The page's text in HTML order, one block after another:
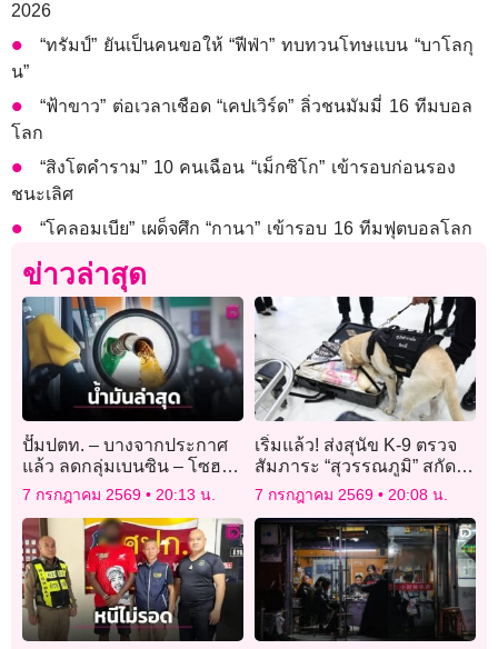
2026
“ทรัมป์” ยันเป็นคนขอให้ “ฟีฟ่า” ทบทวนโทษแบน “บาโลกุ
น”
“ฟ้าขาว” ต่อเวลาเชือด “เคปเวิร์ด” ลิ่วชนมัมมี่ 16 ทีมบอล
โลก
“สิงโตคำราม” 10 คนเฉือน “เม็กซิโก” เข้ารอบก่อนรอง
ชนะเลิศ
“โคลอมเบีย” เผด็จศึก “กานา” เข้ารอบ 16 ทีมฟุตบอลโลก
ข่าวล่าสุด
ปั๊มปตท. – บางจากประกาศ
แล้ว ลดกลุ่มเบนซิน – โซฮอล์
2.51 บาท ดีเซล ลด 2.56 บาท
สนองนายกฯ มีผลพรุ่งนี้
7 กรกฎาคม 2569 20:13 น.
เริ่มแล้ว! ส่งสุนัข K-9 ตรวจ
สัมภาระ “สุวรรณภูมิ” สกัด
ลักลอบขนยาเสพติด
7 กรกฎาคม 2569 20:08 น.